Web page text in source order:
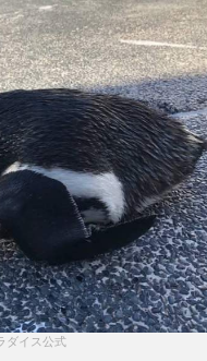
ダイス公式